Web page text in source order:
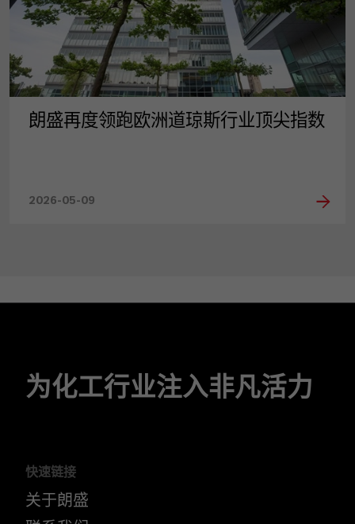
朗盛再度领跑欧洲道琼斯行业顶尖指数
2026-05-09
为化工行业注入非凡活力
快速链接
关于朗盛